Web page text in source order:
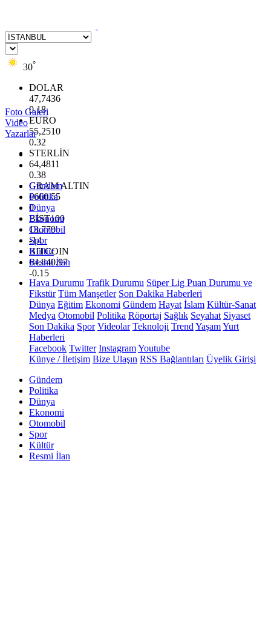
30°
DOLAR
47,7436
0.18
EURO
55,2510
0.32
STERLİN
64,4811
0.38
GRAM ALTIN
6660.55
0
BİST100
13.779
-14
BITCOIN
64.840,97
-0.15
Foto Galeri
Video
Yazarlar
Gündem
Politika
Dünya
Ekonomi
Otomobil
Spor
Kültür
Resmi İlan
Hava Durumu Trafik Durumu Süper Lig Puan Durumu ve
Fikstür Tüm Manşetler Son Dakika Haberleri
Dünya Eğitim Ekonomi Gündem Hayat İslam Kültür-Sanat
Medya Otomobil Politika Röportaj Sağlık Seyahat Siyaset
Son Dakika Spor Videolar Teknoloji Trend YaşamYurt
Haberleri
Facebook Twitter InstagramYoutube
Künye / İletişim Bize Ulaşın RSS Bağlantıları Üyelik Girişi
Gündem
Politika
Dünya
Ekonomi
Otomobil
Spor
Kültür
Resmi İlan